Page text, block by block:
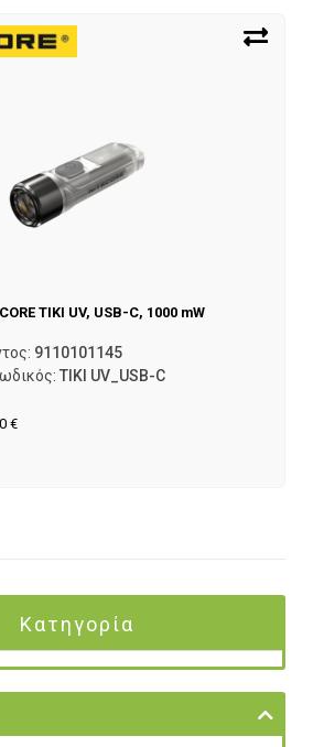
TIKI UV, USB-C, 1000 mW
9110101145
TIKI UV_USB-C
€
Κατηγορία